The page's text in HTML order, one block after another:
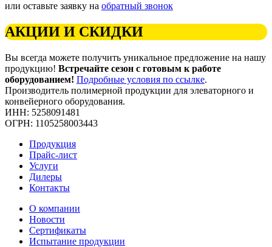
или оставьте заявку на обратный звонок
АКЦИИ И СКИДКИ
Вы всегда можете получить уникальное предложение на нашу
продукцию! Встречайте сезон с готовым к работе
оборудованием! Подробные условия по ссылке.
Производитель полимерной продукции для элеваторного и
конвейерного оборудования.
ИНН: 5258091481
ОГРН: 1105258003443
Продукция
Прайс-лист
Услуги
Дилеры
Контакты
О компании
Новости
Сертификаты
Испытание продукции